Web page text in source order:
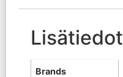
Lisätiedot
Brands